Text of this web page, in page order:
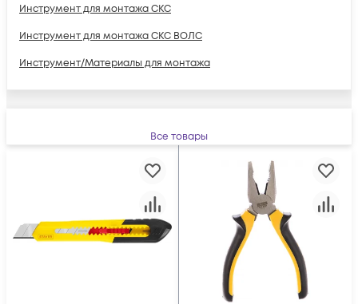
Инструмент для монтажа СКС
Инструмент для монтажа СКС ВОЛС
Инструмент/Материалы для монтажа
Все товары